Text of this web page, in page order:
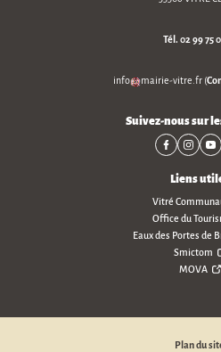
Tél.02 99 75
info mairie-vitre fr (
Liens
Vitré
Office du
Eaux des Portes de
Smictom
MOVA
Suivez-nous sur
Plan du